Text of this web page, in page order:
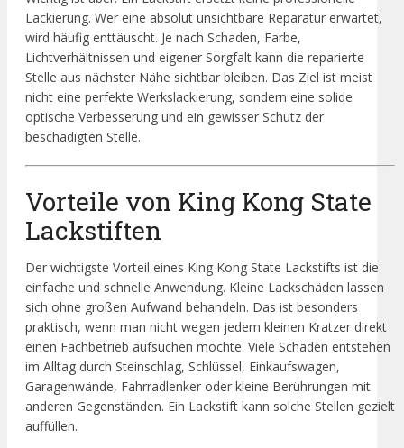
Lackierung. Wer eine absolut unsichtbare Reparatur erwartet,
wird häufig enttäuscht. Je nach Schaden, Farbe,
Lichtverhältnissen und eigener Sorgfalt kann die reparierte
Stelle aus nächster Nähe sichtbar bleiben. Das Ziel ist meist
nicht eine perfekte Werkslackierung, sondern eine solide
optische Verbesserung und ein gewisser Schutz der
beschädigten Stelle.
Vorteile von King Kong State
Lackstiften
Der wichtigste Vorteil eines King Kong State Lackstifts ist die
einfache und schnelle Anwendung. Kleine Lackschäden lassen
sich ohne großen Aufwand behandeln. Das ist besonders
praktisch, wenn man nicht wegen jedem kleinen Kratzer direkt
einen Fachbetrieb aufsuchen möchte. Viele Schäden entstehen
im Alltag durch Steinschlag, Schlüssel, Einkaufswagen,
Garagenwände, Fahrradlenker oder kleine Berührungen mit
anderen Gegenständen. Ein Lackstift kann solche Stellen gezielt
auffüllen.